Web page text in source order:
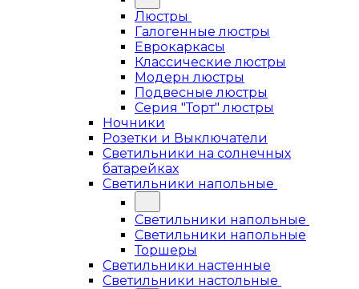
Люстры
Галогенные люстры
Еврокаркасы
Классические люстры
Модерн люстры
Подвесные люстры
Серия "Торт" люстры
Ночники
Розетки и Выключатели
Светильники на солнечных
батарейках
Светильники напольные
Светильники напольные
Светильники напольные
Торшеры
Светильники настенные
Светильники настольные